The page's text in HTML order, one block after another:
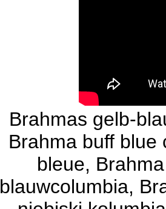
Brahmas gelb-
Brahma buff blue
bleue,
blauwcolumbia,